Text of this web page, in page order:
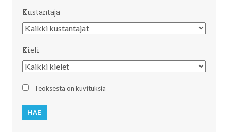
Kustantaja
Kustantaja
Kieli
Kieli
Teoksesta on kuvituksia